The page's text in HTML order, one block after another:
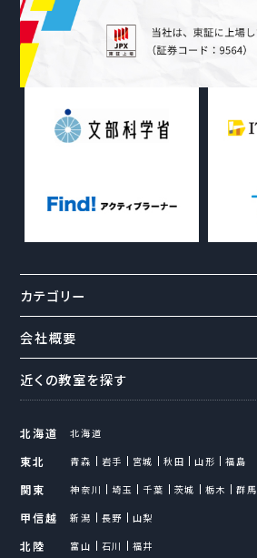
カテゴリー
会社概要
近くの教室を探す
北海道 北海道
東北 青森 岩手 宮城 秋田 山形 福島
関東 神奈川 埼玉 千葉 茨城 栃木 群馬
甲信越 新潟 長野 山梨
北陸 富山 石川 福井